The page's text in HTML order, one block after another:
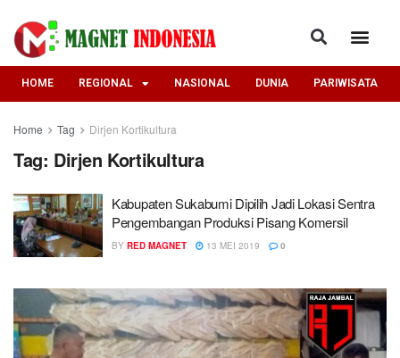
HOME REGIONAL NASIONAL DUNIA PARIWISATA
Home Tag Dirjen Kortikultura
Tag: Dirjen Kortikultura
Kabupaten Sukabumi Dipilih Jadi Lokasi Sentra
Pengembangan Produksi Pisang Komersil
BY RED MAGNET 13 MEI 2019 0